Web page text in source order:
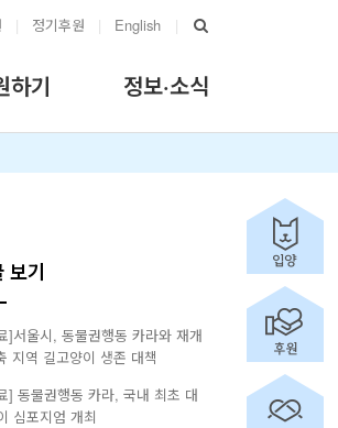
| 정기후원 | English |
하기 정보·소식
보기
]서울시, 동물권행동 카라와 재개
지역 길고양이 생존 대책
] 동물권행동 카라, 국내 최초 대
심포지엄 개최